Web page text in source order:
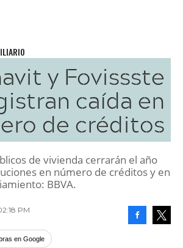
y Fovissste
caída en
de créditos
de vivienda cerrarán el año
en número de créditos y en
BBVA.
PM
en Google